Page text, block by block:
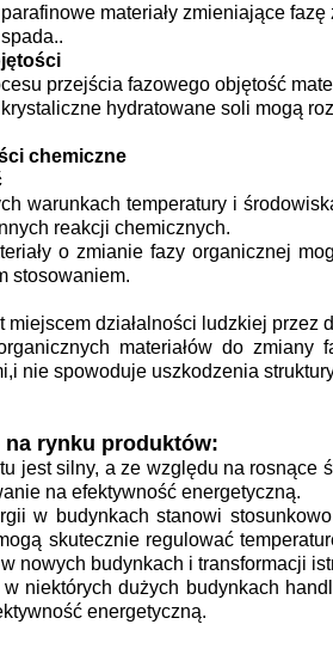
parafinowe materiały zmieniające
przejścia fazowego objętość
krystaliczne hydratowane soli mogą
chemiczne
warunkach temperatury i
reakcji chemicznych.
o zmianie fazy organicznej
stosowaniem.
miejscem działalności ludzkiej przez
materiałów do
nie spowoduje uszkodzenia
na rynku produktów:
jest silny, a ze względu na
na efektywność energetyczną.
w budynkach stanowi
skutecznie regulować
nowych budynkach i transformacji
w niektórych dużych budynkach
energetyczną.